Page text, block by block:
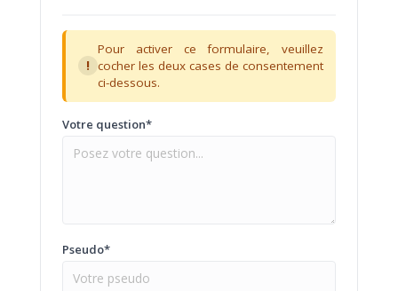
!
Pour activer ce formulaire, veuillez
cocher les deux cases de consentement
ci-dessous.
Votre question*
Pseudo*